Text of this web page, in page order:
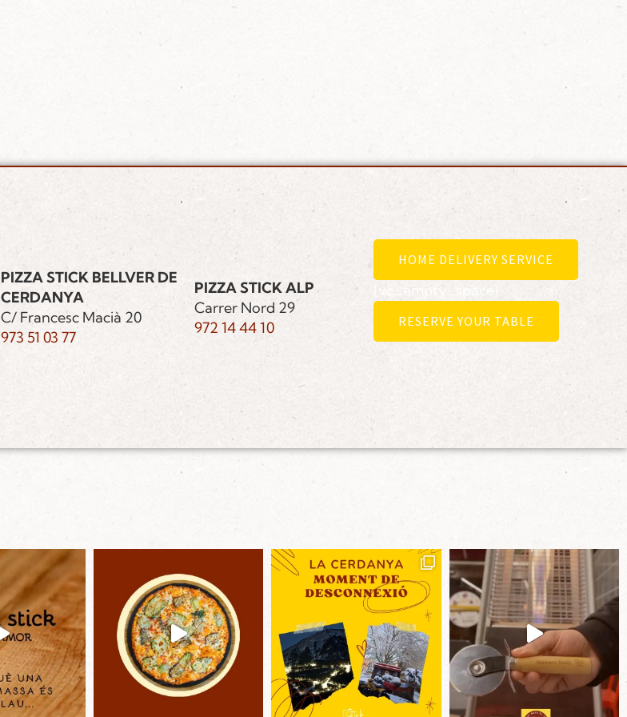
PIZZA STICK BELLVER DE
CERDANYA
C/ Francesc Macià 20
973 51 03 77
PIZZA STICK ALP
Carrer Nord 29
972 14 44 10
HOME DELIVERY SERVICE
[vc_empty_space]
RESERVE YOUR TABLE